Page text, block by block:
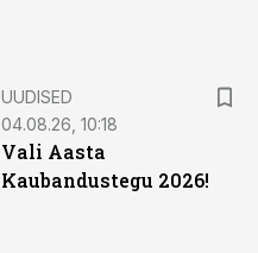
UUDISED
04.08.26, 10:18
Vali Aasta
Kaubandustegu 2026!